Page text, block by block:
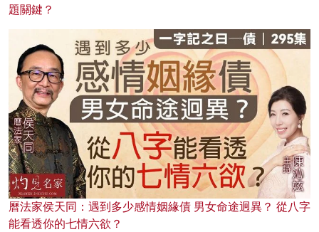
題關鍵？
曆法家侯天同：遇到多少感情姻緣債 男女命途迥異？ 從八字
能看透你的七情六欲？